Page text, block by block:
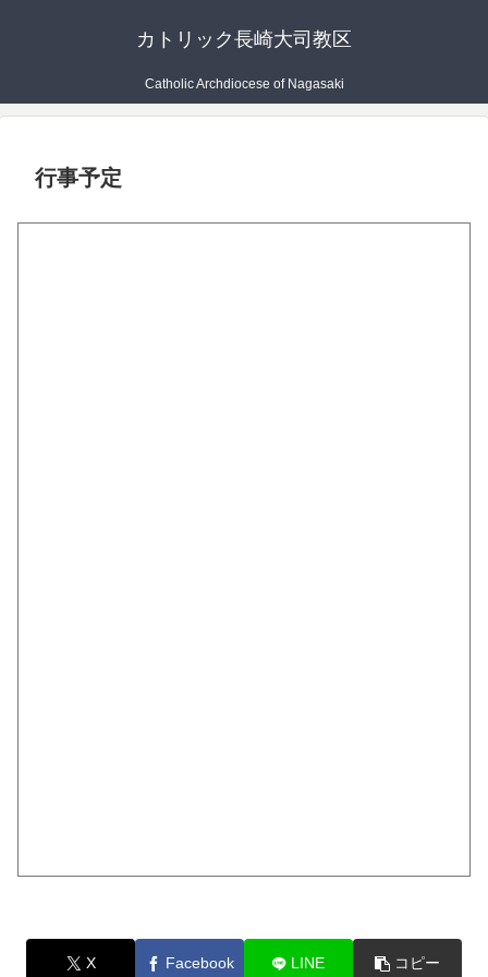
カトリック長崎大司教区
Catholic Archdiocese of Nagasaki
行事予定
X Facebook LINE コピー